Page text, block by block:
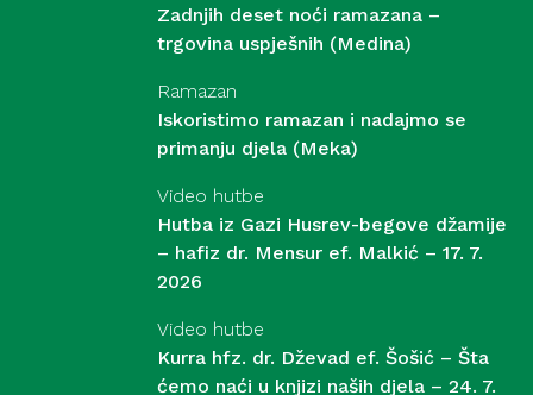
Zadnjih deset noći ramazana –
trgovina uspješnih (Medina)
Ramazan
Iskoristimo ramazan i nadajmo se
primanju djela (Meka)
Video hutbe
Hutba iz Gazi Husrev-begove džamije
– hafiz dr. Mensur ef. Malkić – 17. 7.
2026
Video hutbe
Kurra hfz. dr. Dževad ef. Šošić – Šta
ćemo naći u knjizi naših djela – 24. 7.